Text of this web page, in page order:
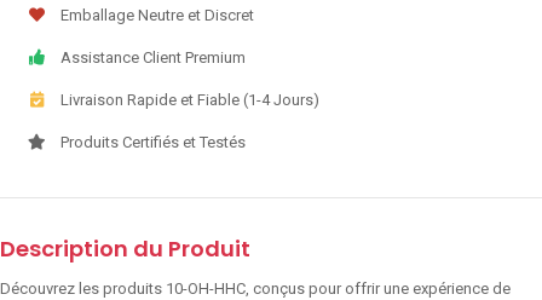
Emballage Neutre et Discret
Assistance Client Premium
Livraison Rapide et Fiable (1-4 Jours)
Produits Certifiés et Testés
Description du Produit
Découvrez les produits 10-OH-HHC, conçus pour offrir une expérience de